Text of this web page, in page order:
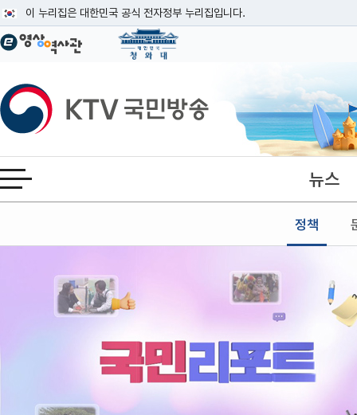
이 누리집은 대한민국 공식 전자정부 누리집입니다.
공식 누리집 주소 확인하기
이밖에 or.kr 또는 .kr등 다른 도메인 주소를 사용하고 있다면 아래 URL에서
운영중인 공식 누리집보기
KTV국민방송
전체메뉴 열기 뉴스
정책
본문